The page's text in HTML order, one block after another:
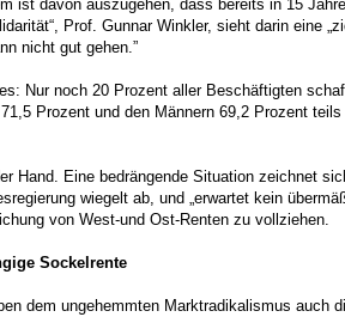
ist davon auszugehen, dass bereits in 15
Prof. Gunnar Winkler, sieht darin eine
nicht gut gehen.”
Nur noch 20 Prozent aller Beschäftigten
Prozent und den Männern 69,2 Prozent
Hand. Eine bedrängende Situation zeichnet
wiegelt ab, und „erwartet kein
von West-und Ost-Renten zu vollziehen.
Sockelrente
dem ungehemmten Marktradikalismus auch